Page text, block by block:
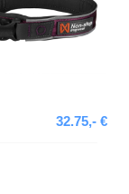
32.75,- €